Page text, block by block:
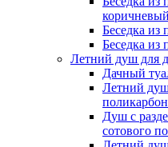
коричневый
Беседка из
Беседка из
Летний душ для
Дачный
Летний душ
Душ с
сотового